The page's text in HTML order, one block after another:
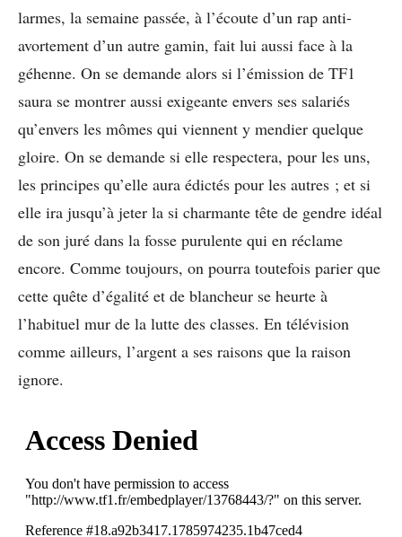
larmes, la semaine passée, à l’écoute d’un rap anti-
avortement d’un autre gamin, fait lui aussi face à la
géhenne. On se demande alors si l’émission de TF1
saura se montrer aussi exigeante envers ses salariés
qu’envers les mômes qui viennent y mendier quelque
gloire. On se demande si elle respectera, pour les uns,
les principes qu’elle aura édictés pour les autres ; et si
elle ira jusqu’à jeter la si charmante tête de gendre idéal
de son juré dans la fosse purulente qui en réclame
encore. Comme toujours, on pourra toutefois parier que
cette quête d’égalité et de blancheur se heurte à
l’habituel mur de la lutte des classes. En télévision
comme ailleurs, l’argent a ses raisons que la raison
ignore.